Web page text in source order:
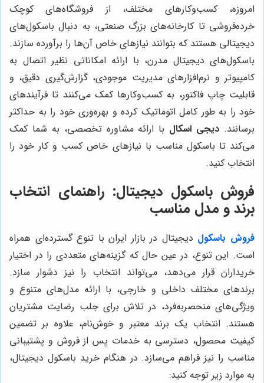
امروزه، کسب‌وکارهای مختلف، از فروشگاه‌های کوچک
خرده‌فروشی تا کارخانه‌های بزرگ صنعتی، به دنبال باسکول‌های
دیجیتالی هستند که بتوانند نیازهای خاص آن‌ها را برآورده سازند.
باسکول‌های دیجیتال مدرن، با ارائه امکاناتی نظیر اتصال به
کامپیوتر و نرم‌افزارهای مدیریت موجودی، گزارش‌گیری دقیق، و
قابلیت چاپ فاکتور، به کسب‌وکارها کمک می‌کنند تا فرآیندهای
خود را به طور کامل اتوماتیک کرده و بهره‌وری خود را به حداکثر
برسانند. دیجی اسکال با ارائه مشاوره تخصصی، به شما کمک
می‌کند تا باسکول مناسب با نیازهای خاص کسب و کار خود را
انتخاب کنید.
فروش باسکول دیجیتال: راهنمای انتخاب
برند و مدل مناسب
فروش باسکول دیجیتال در بازار ایران با تنوع گسترده‌ای همراه
است. این تنوع، در عین حال که گزینه‌های متعددی را در اختیار
خریداران قرار می‌دهد، می‌تواند انتخاب را نیز دشوار سازد.
برندهای مختلف داخلی و خارجی، با ارائه مدل‌های متنوع و
ویژگی‌های منحصربه‌فرد، در تلاش برای جلب رضایت مشتریان
هستند. انتخاب یک برند معتبر و خوش‌نام، علاوه بر تضمین
کیفیت محصول، دسترسی به خدمات پس از فروش و پشتیبانی
مناسب را نیز فراهم می‌سازد. در هنگام خرید باسکول دیجیتال،
به موارد زیر توجه کنید: